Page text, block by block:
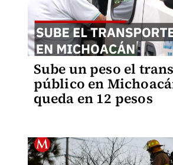
Sube un peso el
público en
queda en 12 pesos